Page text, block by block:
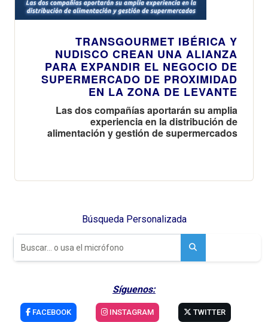
TRANSGOURMET IBÉRICA Y
NUDISCO CREAN UNA ALIANZA
PARA EXPANDIR EL NEGOCIO DE
SUPERMERCADO DE PROXIMIDAD
EN LA ZONA DE LEVANTE
Las dos compañías aportarán su amplia
experiencia en la distribución de
alimentación y gestión de supermercados
Búsqueda Personalizada
Síguenos:
FACEBOOK INSTAGRAM TWITTER